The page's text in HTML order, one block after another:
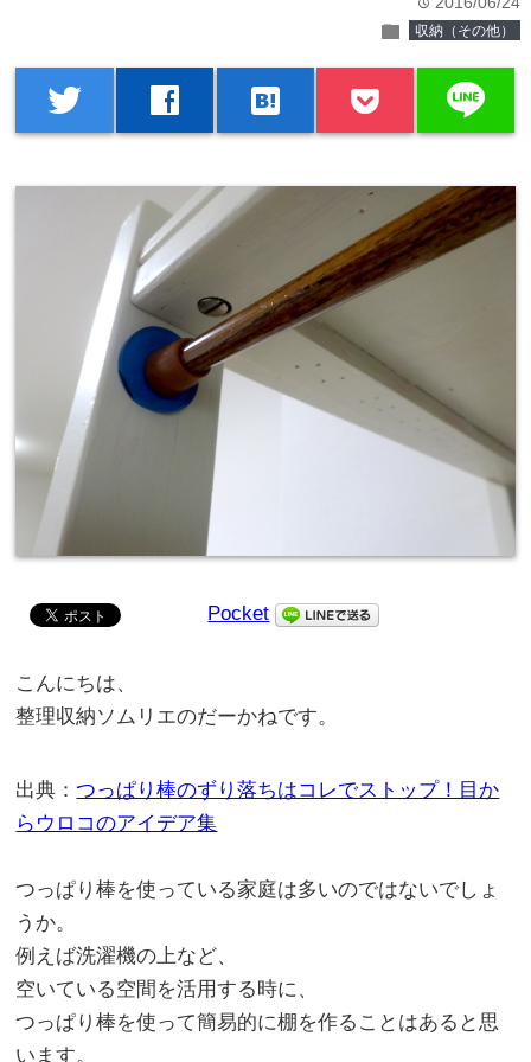
time
folder 収納（その他）
twitter facebook hatenabookmark line
Pocket
こんにちは、
整理収納ソムリエのだーかねです。
出典：つっぱり棒のずり落ちはコレでストップ！目か
らウロコのアイデア集
つっぱり棒を使っている家庭は多いのではないでしょ
うか。
例えば洗濯機の上など、
空いている空間を活用する時に、
つっぱり棒を使って簡易的に棚を作ることはあると思
います。